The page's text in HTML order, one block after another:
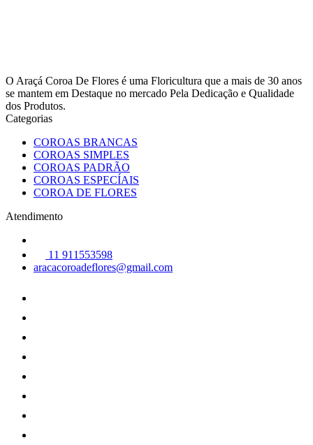
O Araçá Coroa De Flores é uma Floricultura que a mais de 30 anos
se mantem em Destaque no mercado Pela Dedicação e Qualidade
dos Produtos.
Categorias
COROAS BRANCAS
COROAS SIMPLES
COROAS PADRÃO
COROAS ESPECÍAIS
COROA DE FLORES
Atendimento
11 911553598
aracacoroadeflores@gmail.com